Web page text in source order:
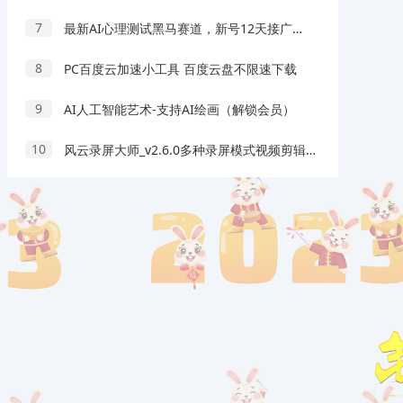
7 最新AI心理测试黑马赛道，新号12天接广告34条，轻松月入6000+
8 PC百度云加速小工具 百度云盘不限速下载
9 AI人工智能艺术-支持AI绘画（解锁会员）
10 风云录屏大师_v2.6.0多种录屏模式视频剪辑无需root解锁会员